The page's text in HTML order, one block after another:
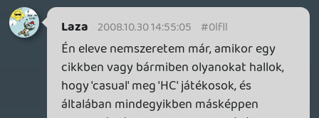
akkor már Én is casual vagyok, mert nincs
időm annyit játszani, mint akik most 'HC'-
nek nevezik magukat?
Mert azt látom, hogy manapság inkább a
mennyiségi játékosokra nyomják rá a HC
jelzőt.